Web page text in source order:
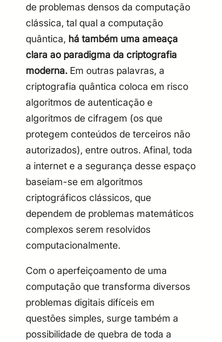
de problemas densos da computação
clássica, tal qual a computação
quântica, há também uma ameaça
clara ao paradigma da criptografia
moderna. Em outras palavras, a
criptografia quântica coloca em risco
algoritmos de autenticação e
algoritmos de cifragem (os que
protegem conteúdos de terceiros não
autorizados), entre outros. Afinal, toda
a internet e a segurança desse espaço
baseiam-se em algoritmos
criptográficos clássicos, que
dependem de problemas matemáticos
complexos serem resolvidos
computacionalmente.
Com o aperfeiçoamento de uma
computação que transforma diversos
problemas digitais difíceis em
questões simples, surge também a
possibilidade de quebra de toda a